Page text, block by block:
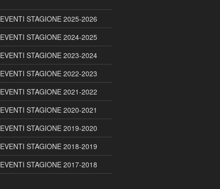
STAGIONE 2025-2026
STAGIONE 2024-2025
STAGIONE 2023-2024
STAGIONE 2022-2023
STAGIONE 2021-2022
STAGIONE 2020-2021
STAGIONE 2019-2020
STAGIONE 2018-2019
STAGIONE 2017-2018